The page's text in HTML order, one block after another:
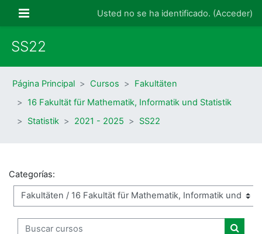
Panel lateralUsted no se ha identificado. (Acceder)
SS22
Página Principal Cursos
Fakultäten
16 Fakultät für Mathematik, Informatik und Statistik
Statistik
2021 - 2025 SS22
Categorías:
Buscar cursos